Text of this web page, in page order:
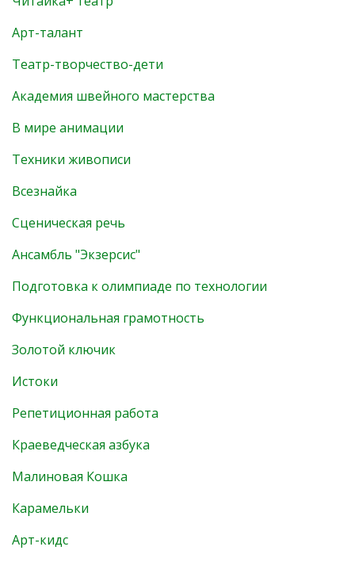
Арт-талант
Театр-творчество-дети
Академия швейного мастерства
В мире анимации
Техники живописи
Всезнайка
Сценическая речь
Ансамбль "Экзерсис"
Подготовка к олимпиаде по технологии
Функциональная грамотность
Золотой ключик
Истоки
Репетиционная работа
Краеведческая азбука
Малиновая Кошка
Карамельки
Арт-кидс